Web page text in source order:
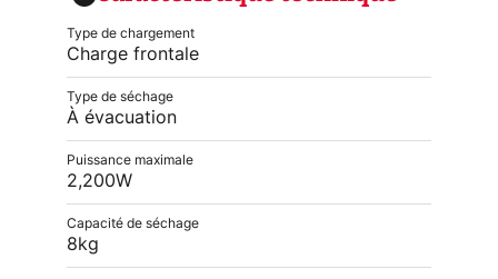
Type de chargement
Charge frontale
Type de séchage
À évacuation
Puissance maximale
2,200W
Capacité de séchage
8kg